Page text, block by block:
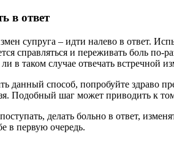
в ответ
супруга – идти налево в ответ.
справляться и переживать боль по-
в таком случае отвечать встречной
данный способ, попробуйте здраво
Подобный шаг может приводить к
делать больно в ответ,
в первую очередь.